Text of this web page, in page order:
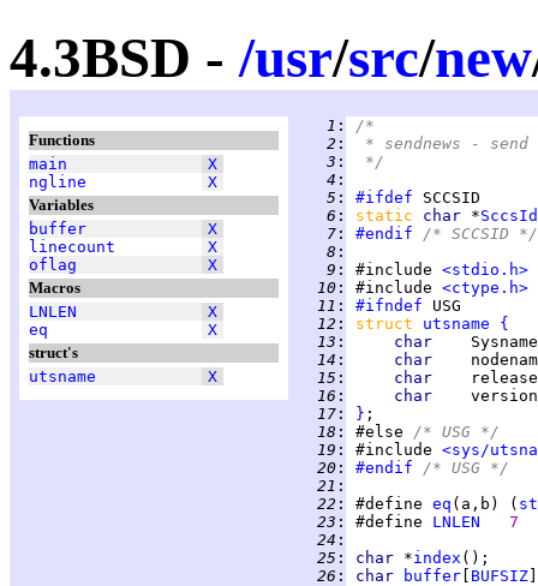
4.3BSD -/usr/src/new
Functions
main
X
ngline
X
Variables
buffer
X
linecount
X
oflag
X
Macros
LNLEN
X
eq
X
struct's
utsname
X
   1
:
/*
   2
:
* sendnews -
   3
:
*/
   4
:
   5
: #ifdef
   6
: static char *SccsId
   7
: #endif /* SCCSID */
   8
:
   9
: #include <stdio.h>
  10
: #include <ctype.h>
  11
: #ifndef
  12
: struct utsname
{
  13
: char
  14
: char
  15
: char
  16
: char
  17
: }
  18
: #else
/* USG */
  19
: #include <sys/
  20
: #endif /* USG */
  21
:
  22
: #define eq (a,b) (
  23
: #define LNLEN
  24
:
  25
: char *index
  26
: char buffer BUFSIZ